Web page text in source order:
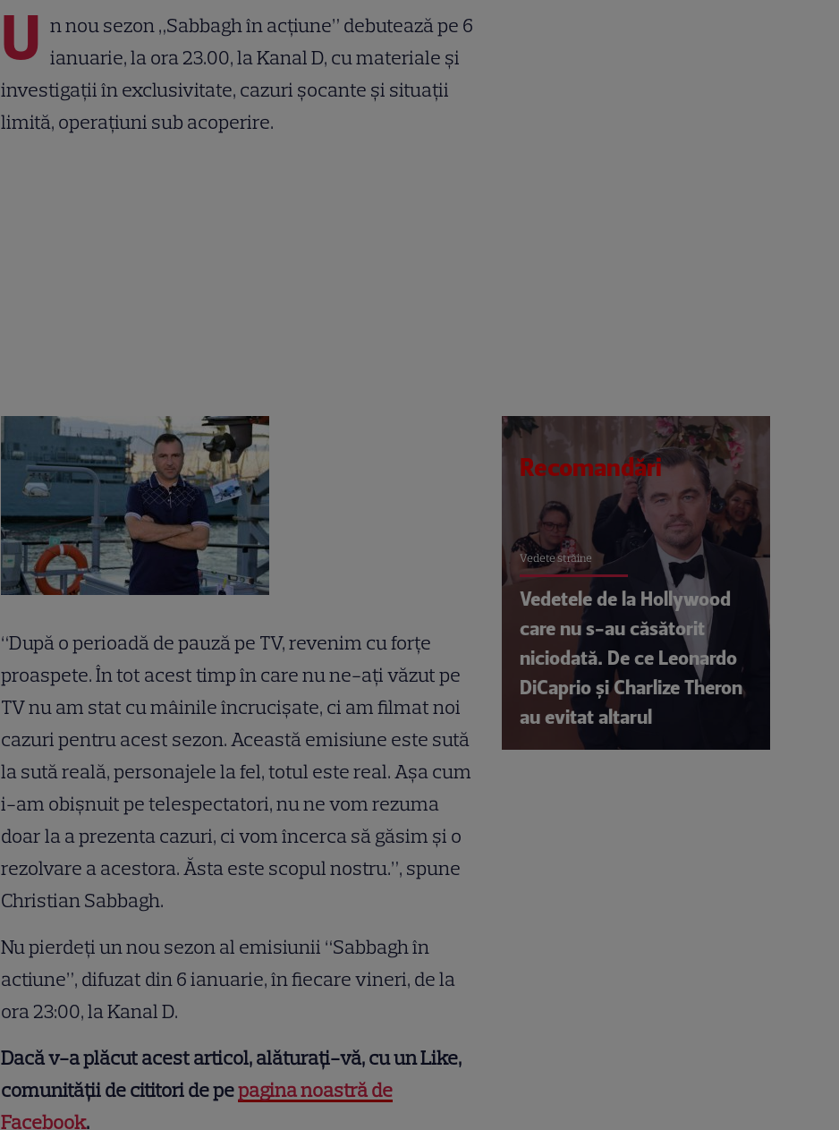
U n nou sezon „Sabbagh în acțiune” debutează pe 6
ianuarie, la ora 23.00, la Kanal D, cu materiale și
investigații în exclusivitate, cazuri șocante și situații
limită, operațiuni sub acoperire.
“După o perioadă de pauză pe TV, revenim cu forțe
proaspete. În tot acest timp în care nu ne-ați văzut pe
TV nu am stat cu mâinile încrucișate, ci am filmat noi
cazuri pentru acest sezon. Această emisiune este sută
la sută reală, personajele la fel, totul este real. Așa cum
i-am obișnuit pe telespectatori, nu ne vom rezuma
doar la a prezenta cazuri, ci vom încerca să găsim și o
rezolvare a acestora. Ăsta este scopul nostru.”, spune
Christian Sabbagh.
Nu pierdeți un nou sezon al emisiunii “Sabbagh în
actiune”, difuzat din 6 ianuarie, în fiecare vineri, de la
ora 23:00, la Kanal D.
Dacă v-a plăcut acest articol, alăturați-vă, cu un Like,
comunității de cititori de pepagina noastră de
Facebook.
Recomandări
Vedete străine
Vedetele de la Hollywood
care nu s-au căsătorit
niciodată. De ce Leonardo
DiCaprio și Charlize Theron
au evitat altarul